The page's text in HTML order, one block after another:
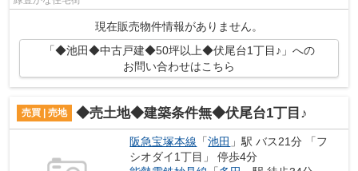
現在販売物件情報がありません。
「◆池田◆中古戸建◆50坪以上◆伏尾台1丁目♪」への
お問い合わせはこちら
売買 | 売地 ◆売土地◆建築条件無◆伏尾台1丁目♪
阪急宝塚本線 「池田 」駅 バス21分 「フ
シオダイ1丁目」 停歩4分